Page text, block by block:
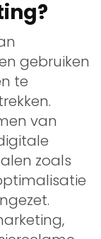
gebruiken
te
van
zoals